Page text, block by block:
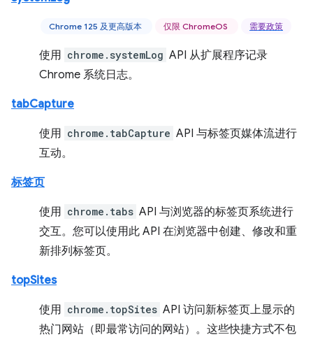
Chrome 125 及更高版本 仅限 ChromeOS 需要政策
使用 chrome.systemLog API 从扩展程序记录
Chrome 系统日志。
tabCapture
使用 chrome.tabCapture API 与标签页媒体流进行
互动。
标签页
使用 chrome.tabs API 与浏览器的标签页系统进行
交互。您可以使用此 API 在浏览器中创建、修改和重
新排列标签页。
topSites
使用 chrome.topSites API 访问新标签页上显示的
热门网站（即最常访问的网站）。这些快捷方式不包